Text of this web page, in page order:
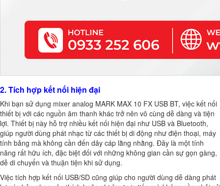
2. Tích hợp kết nối hiện đại
Khi bạn sử dụng mixer analog MARK MAX 10 FX USB BT, việc kết nối
thiết bị với các nguồn âm thanh khác trở nên vô cùng dễ dàng và tiện
lợi. Thiết bị này hỗ trợ nhiều kết nối hiện đại như USB và Bluetooth,
giúp người dùng phát nhạc từ các thiết bị di động như điện thoại, máy
tính bảng mà không cần đến dây cáp lằng nhằng. Đây là một tính
năng rất hữu ích, đặc biệt đối với những không gian cần sự gọn gàng,
dễ di chuyển và thuận tiện khi sử dụng.
Việc tích hợp kết nối USB/SD cũng giúp cho người dùng dễ dàng phát